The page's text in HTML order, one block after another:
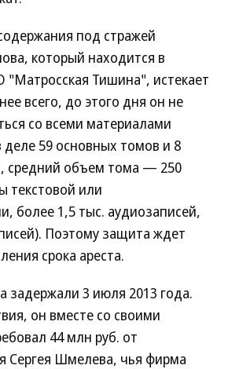
под стражей
который находится в
Тишина", истекает
всего, до этого дня он не
со всеми материалами
деле 59 основных томов и 8
средний объем тома — 250
текстовой или
более 1,5 тыс. аудиозаписей,
Поэтому защита ждет
срока ареста.
задержали 3 июля 2013 года.
он вместе со своими
44 млн руб. от
Сергея Шмелева, чья фирма